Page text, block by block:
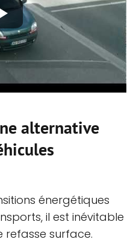
alternative
énergétiques
il est inévitable
surface.